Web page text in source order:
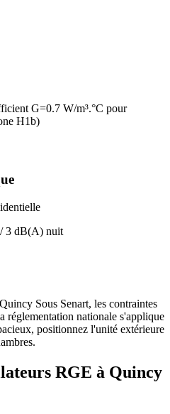
G=0.7 W/m³.°C pour
H1b)
3 dB(A) nuit
Sous Senart, les contraintes
réglementation nationale s'applique
positionnez l'unité extérieure
RGE à Quincy